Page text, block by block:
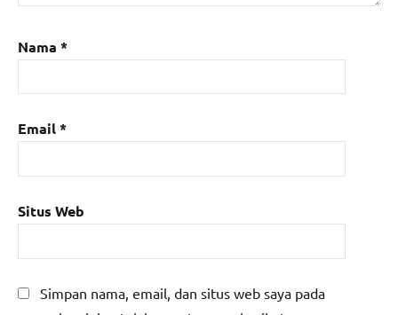
Nama *
Email*
Situs Web
Simpan nama, email, dan situs web saya pada